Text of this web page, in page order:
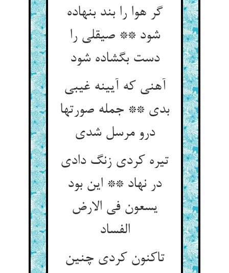
گر هوا را بند بنهاده
شود ** صیقلی را
دست بگشاده شود
آهنی که آیینه غیبی
بدی ** جمله صورتها
درو مرسل شدی
تیره کردی زنگ دادی
در نهاد ** این بود
یسعون فی الارض
الفساد
تاکنون کردی چنین